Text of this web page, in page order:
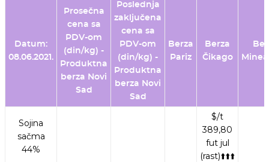
Datum:
08.06.2021.
Prosečna
cena sa
PDV-om
(din/kg) -
Produktna
berza Novi
Sad
Poslednja
zaključena
cena sa
PDV-om
(din/kg) -
Produktna
berza Novi
Sad
Berza
Pariz
Berza
Čikago
Sojina
sačma
44%
$/t
389,80
fut jul
(rast)⬆️⬆️⬆️